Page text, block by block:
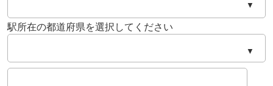
▼
▼
駅所在の都道府県を選択してください